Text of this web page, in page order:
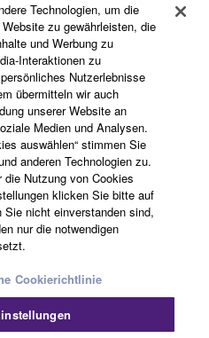
Datenschutzerklärung
Technologien, um die
zu gewährleisten, die
und Werbung zu
Interaktionen zu
Nutzerlebnisse
übermitteln wir auch
unserer Website an
Medien und Analysen.
auswählen“ stimmen Sie
anderen Technologien zu.
die Nutzung von Cookies
klicken Sie bitte auf
Sie nicht einverstanden sind,
nur die notwendigen
Cookierichtlinie